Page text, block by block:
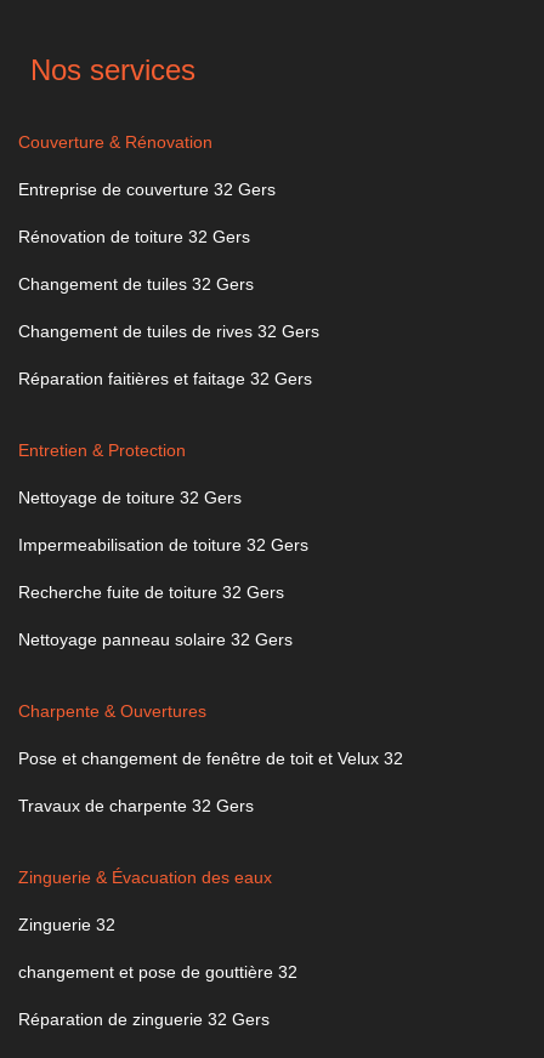
Nos services
Couverture & Rénovation
Entreprise de couverture 32 Gers
Rénovation de toiture 32 Gers
Changement de tuiles 32 Gers
Changement de tuiles de rives 32 Gers
Réparation faitières et faitage 32 Gers
Entretien & Protection
Nettoyage de toiture 32 Gers
Impermeabilisation de toiture 32 Gers
Recherche fuite de toiture 32 Gers
Nettoyage panneau solaire 32 Gers
Charpente & Ouvertures
Pose et changement de fenêtre de toit et Velux 32
Travaux de charpente 32 Gers
Zinguerie & Évacuation des eaux
Zinguerie 32
changement et pose de gouttière 32
Réparation de zinguerie 32 Gers